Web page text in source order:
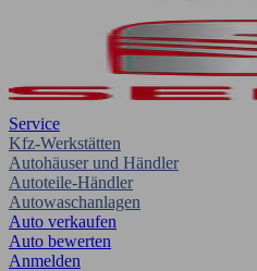
Service
Kfz-Werkstätten
Autohäuser und Händler
Autoteile-Händler
Autowaschanlagen
Auto verkaufen
Auto bewerten
Anmelden